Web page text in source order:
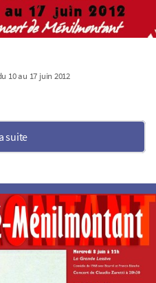
10 au 17 juin 2012
suite